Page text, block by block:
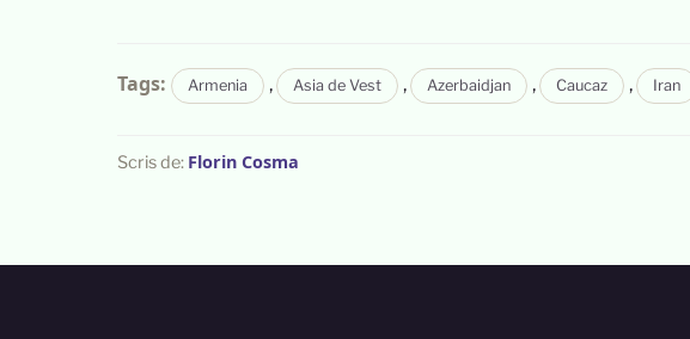
Tags: Armenia , Asia de Vest , Azerbaidjan , Caucaz , Iran
Scris de: Florin Cosma